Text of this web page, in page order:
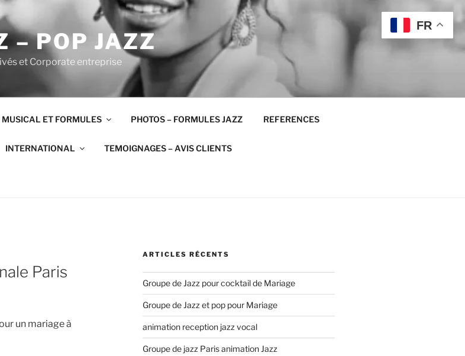
– POP JAZZ
et Corporate entreprise
ET FORMULES PHOTOS – FORMULES JAZZ REFERENCES
INTERNATIONAL TEMOIGNAGES – AVIS CLIENTS
Paris
un mariage à
ARTICLES RÉCENTS
Groupe de Jazz pour cocktail de Mariage
Groupe de Jazz et pop pour Mariage
animation reception jazz vocal
Groupe de jazz Paris animation Jazz
FR